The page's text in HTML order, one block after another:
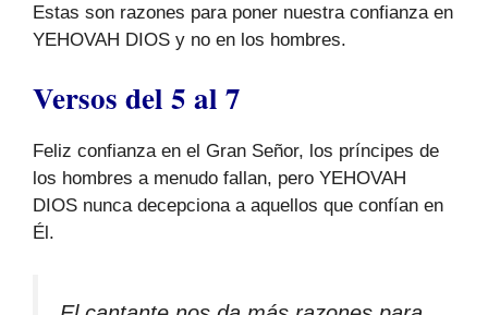
Estas son razones para poner nuestra confianza en
YEHOVAH DIOS y no en los hombres.
Versos del 5 al 7
Feliz confianza en el Gran Señor, los príncipes de
los hombres a menudo fallan, pero YEHOVAH
DIOS nunca decepciona a aquellos que confían en
Él.